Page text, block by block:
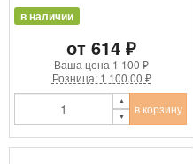
в наличии
от 614 ₽
Ваша цена 1 100 ₽
Розница: 1 100.00 ₽
в корзину